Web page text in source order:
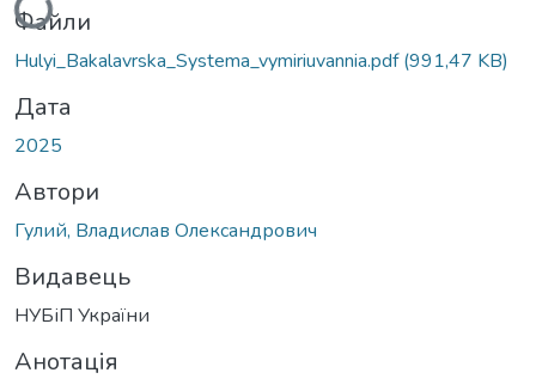
Файли
Hulyi_Bakalavrska_Systema_vymiriuvannia.pdf(991,47 KB)
Дата
2025
Автори
Гулий, Владислав Олександрович
Видавець
НУБіП України
Анотація